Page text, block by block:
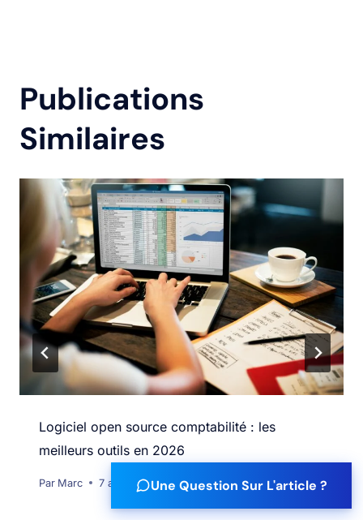
Publications
Similaires
Logiciel open source comptabilité : les
meilleurs outils en 2026
Par Marc 7 août 2026Une Question Sur L'article ?